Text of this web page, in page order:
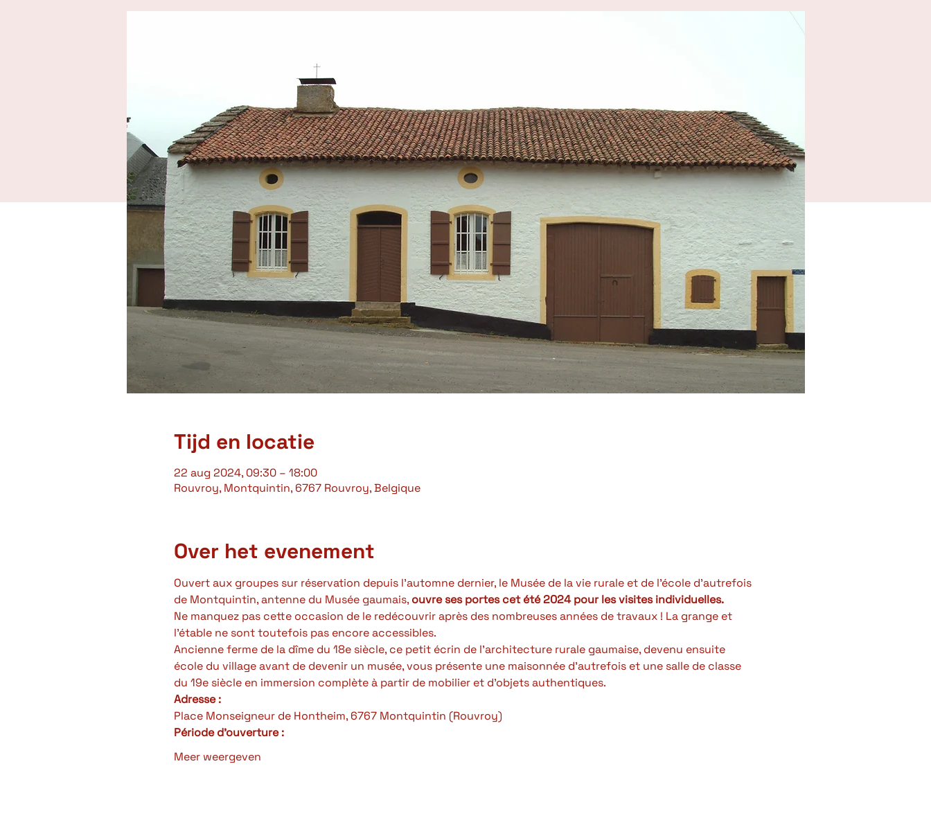
Tijd en locatie
22 aug 2024, 09:30 – 18:00
Rouvroy, Montquintin, 6767 Rouvroy, Belgique
Over het evenement
Ouvert aux groupes sur réservation depuis l'automne dernier, le Musée de la vie rurale et de l'école d'autrefois
de Montquintin, antenne du Musée gaumais, ouvre ses portes cet été 2024 pour les visites individuelles.
Ne manquez pas cette occasion de le redécouvrir après des nombreuses années de travaux ! La grange et
l'étable ne sont toutefois pas encore accessibles.
Ancienne ferme de la dîme du 18e siècle, ce petit écrin de l'architecture rurale gaumaise, devenu ensuite
école du village avant de devenir un musée, vous présente une maisonnée d'autrefois et une salle de classe
du 19e siècle en immersion complète à partir de mobilier et d'objets authentiques.
Adresse :
Place Monseigneur de Hontheim, 6767 Montquintin (Rouvroy)
Période d'ouverture :
Meer weergeven